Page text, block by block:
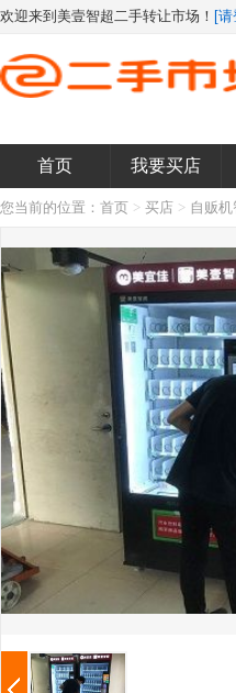
欢迎来到美壹智超二手转让市场！ [请
首页 我要买店
您当前的位置： 首页 > 买店 > 自贩